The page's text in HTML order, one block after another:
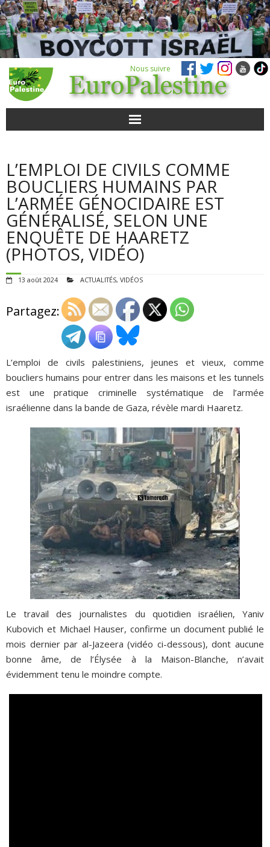
Nous suivre
POUR AGIR
AGENDA
VIDÉOS
QUI SOMMES-NOUS ?
ADHÉSIONS, DONS, CONTACT
L’EMPLOI DE CIVILS COMME
BOUCLIERS HUMAINS PAR
L’ARMÉE GÉNOCIDAIRE EST
GÉNÉRALISÉ, SELON UNE
ENQUÊTE DE HAARETZ
(PHOTOS, VIDÉO)
13 août 2024 ACTUALITÉS, VIDÉOS
Partagez:
L’emploi de civils palestiniens, jeunes et vieux, comme
boucliers humains pour entrer dans les maisons et les tunnels
est une pratique criminelle systématique de l’armée
israélienne dans la bande de Gaza, révèle mardi Haaretz.
Le travail des journalistes du quotidien israélien, Yaniv
Kubovich et Michael Hauser, confirme un document publié le
mois dernier par al-Jazeera (vidéo ci-dessous), dont aucune
bonne âme, de l’Élysée à la Maison-Blanche, n’avait
évidemment tenu le moindre compte.